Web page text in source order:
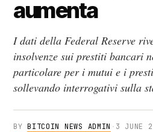
aumenta
I dati della Federal Reserve
insolvenze sui prestiti bancari
particolare per i mutui e i
sollevando interrogativi sulla
BYBITCOIN NEWS ADMIN · 3 JUNE